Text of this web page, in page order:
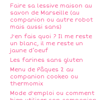
Faire sa lessive maison au
savon de Marseille (au
companion ou autre robot
mais aussi sans)
J'en fais quoi ? Il me reste
un blanc, il me reste un
jaune d’oeuf
Les farines sans gluten
Menu de Pâques 2 au
companion cookeo ou
thermomix
Mode d'emploi ou comment